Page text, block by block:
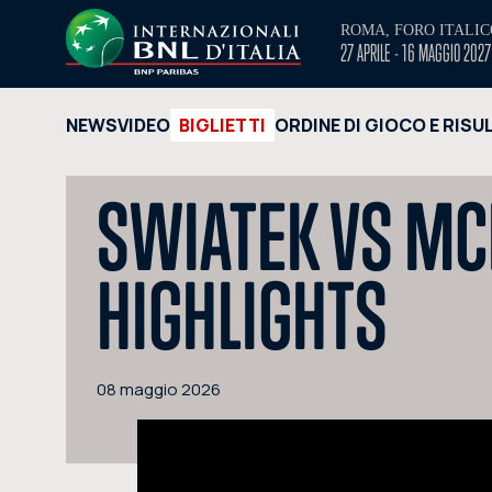
ROMA, FORO
27 APRILE - 16 MAGGIO 2027
NEWSVIDEO BIGLIETTI ORDINE DI GIOCO E
SWIATEK VS
HIGHLIGHTS
08 maggio 2026